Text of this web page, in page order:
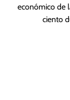
económico de
ciento